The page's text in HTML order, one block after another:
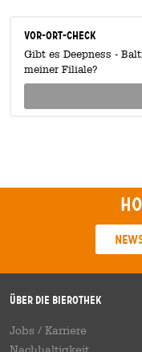
Vor-Ort-Check
Gibt es Deepness -
meiner Filiale?
Über die Bierothek
Jobs / Karriere